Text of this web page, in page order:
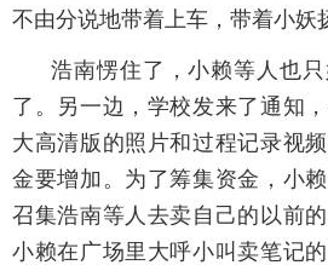
不由分说地带着上车，带着小妖
浩南愣住了，小赖等人也
了。另一边，学校发来了通知
大高清版的照片和过程记录视
金要增加。为了筹集资金，小
召集浩南等人去卖自己的以前
小赖在广场里大呼小叫卖笔记